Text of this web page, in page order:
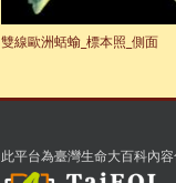
雙線歐洲蛞蝓_標本照_側面
此平台為臺灣生命大百科內